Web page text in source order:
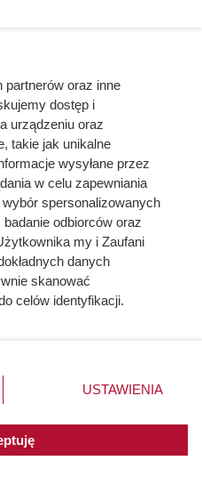
Polacy rzadko
król
fragment
pod
nawet
partnerów oraz inne
dostęp i
urządzeniu oraz
takie jak unikalne
wysyłane przez
w celu zapewniania
spersonalizowanych
odbiorców oraz
my i Zaufani
danych
skanować
celów identyfikacji.
ustawień prywatności
rogu strony. Niektóre
sprzeciwić się takiemu
miały zastosowania do
USTAWIENIA